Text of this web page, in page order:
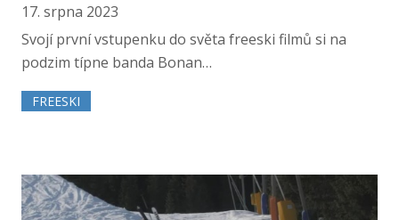
17. srpna 2023
Svojí první vstupenku do světa freeski filmů si na
podzim típne banda Bonan…
FREESKI